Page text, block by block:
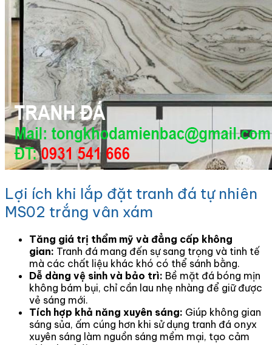
Lợi ích khi lắp đặt tranh đá tự nhiên
MS02 trắng vân xám
Tăng giá trị thẩm mỹ và đẳng cấp không
gian: Tranh đá mang đến sự sang trọng và tinh tế
mà các chất liệu khác khó có thể sánh bằng.
Dễ dàng vệ sinh và bảo trì: Bề mặt đá bóng mịn
không bám bụi, chỉ cần lau nhẹ nhàng để giữ được
vẻ sáng mới.
Tích hợp khả năng xuyên sáng: Giúp không gian
sáng sủa, ấm cúng hơn khi sử dụng tranh đá onyx
xuyên sáng làm nguồn sáng mềm mại, tạo cảm